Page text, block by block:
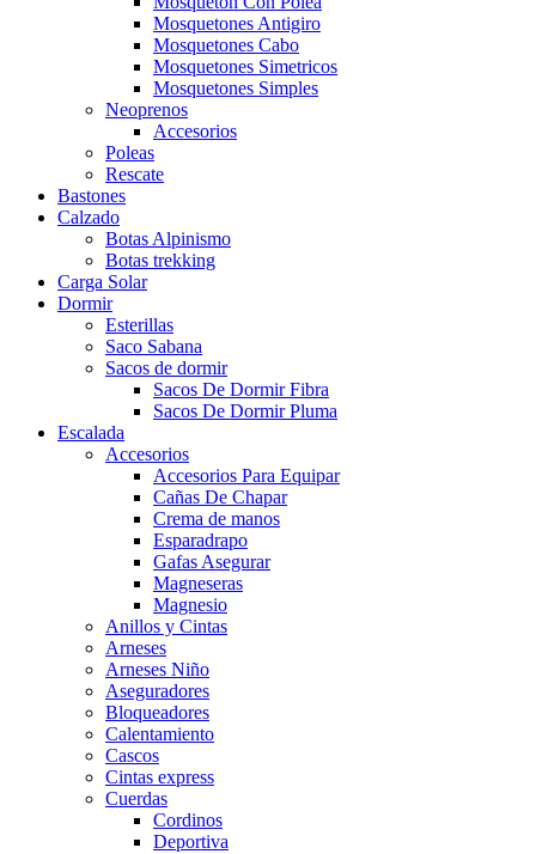
Mosquetones Antigiro
Mosquetones Cabo
Mosquetones Simetricos
Mosquetones Simples
Neoprenos
Accesorios
Poleas
Rescate
Bastones
Calzado
Botas Alpinismo
Botas trekking
Carga Solar
Dormir
Esterillas
Saco Sabana
Sacos de dormir
Sacos De Dormir Fibra
Sacos De Dormir Pluma
Escalada
Accesorios
Accesorios Para Equipar
Cañas De Chapar
Crema de manos
Esparadrapo
Gafas Asegurar
Magneseras
Magnesio
Anillos y Cintas
Arneses
Arneses Niño
Aseguradores
Bloqueadores
Calentamiento
Cascos
Cintas express
Cuerdas
Cordinos
Deportiva